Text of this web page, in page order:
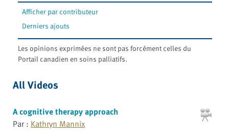
Afficher par contributeur
Derniers ajouts
Les opinions exprimées ne sont pas forcément celles du
Portail canadien en soins palliatifs.
All Videos
A cognitive therapy approach
Par : Kathryn Mannix